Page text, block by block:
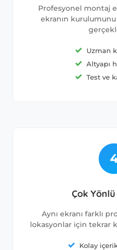
Profesyonel montaj
ekranın kurulumunu
Uzman
Altyapı
Test ve
Çok
Aynı ekranı farklı
lokasyonlar için tekrar
Kolay